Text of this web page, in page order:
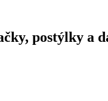
postýlky a